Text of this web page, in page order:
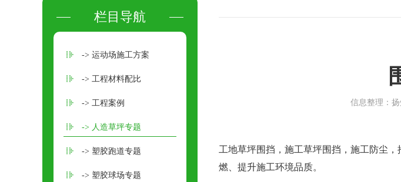
栏目导航
-> 运动场施工方案
-> 工程材料配比
-> 工程案例
-> 人造草坪专题
-> 塑胶跑道专题
-> 塑胶球场专题
信息整理：
工地草坪围挡，施工草坪围挡，施工防尘，
燃、提升施工环境品质。